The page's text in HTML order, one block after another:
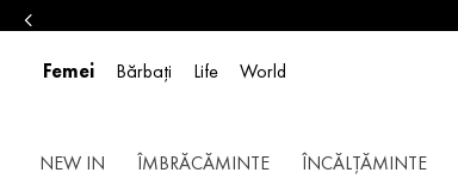
Femei Bărbați Life World
NEW IN ÎMBRĂCĂMINTE ÎNCĂLȚĂMINTE